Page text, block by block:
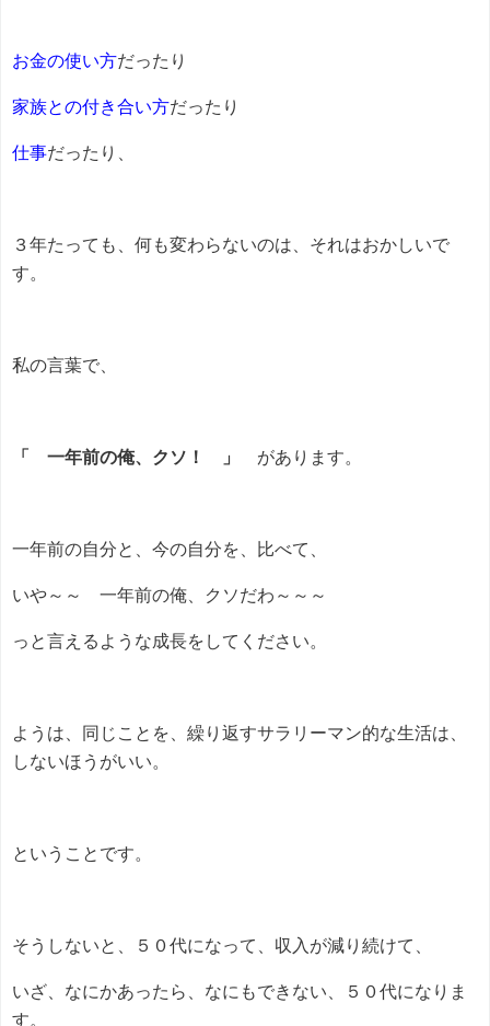
お金の使い方だったり
家族との付き合い方だったり
仕事だったり、
３年たっても、何も変わらないのは、それはおかしいで
す。
私の言葉で、
「 一年前の俺、クソ！ 」 があります。
一年前の自分と、今の自分を、比べて、
いや～～ 一年前の俺、クソだわ～～～
っと言えるような成長をしてください。
ようは、同じことを、繰り返すサラリーマン的な生活は、
しないほうがいい。
ということです。
そうしないと、５０代になって、収入が減り続けて、
いざ、なにかあったら、なにもできない、５０代になりま
す。